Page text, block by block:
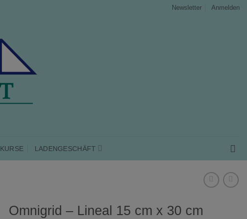
Newsletter Anmelden
KURSE LADENGESCHÄFT
Omnigrid – Lineal 15 cm x 30 cm